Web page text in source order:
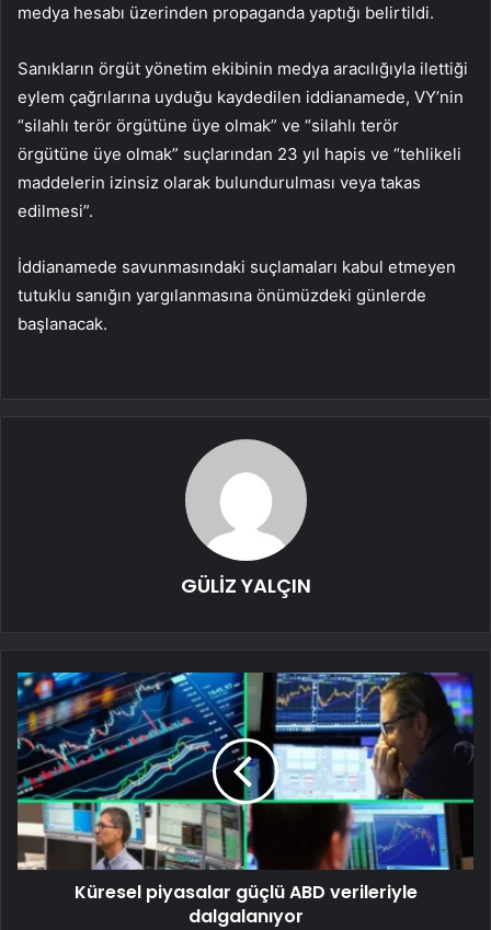
medya hesabı üzerinden propaganda yaptığı belirtildi.
Sanıkların örgüt yönetim ekibinin medya aracılığıyla ilettiği
eylem çağrılarına uyduğu kaydedilen iddianamede, VY’nin
“silahlı terör örgütüne üye olmak” ve “silahlı terör
örgütüne üye olmak” suçlarından 23 yıl hapis ve “tehlikeli
maddelerin izinsiz olarak bulundurulması veya takas
edilmesi”.
İddianamede savunmasındaki suçlamaları kabul etmeyen
tutuklu sanığın yargılanmasına önümüzdeki günlerde
başlanacak.
GÜLİZ YALÇIN
Küresel piyasalar güçlü ABD verileriyle
dalgalanıyor